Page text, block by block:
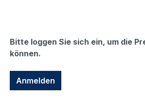
Bitte loggen Sie sich ein, um die
können.
Anmelden